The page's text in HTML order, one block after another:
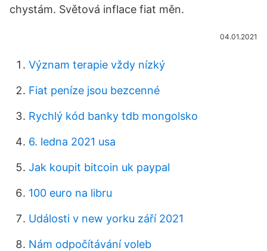
chystám. Světová inflace fiat měn.
04.01.2021
Význam terapie vždy nízký
Fiat peníze jsou bezcenné
Rychlý kód banky tdb mongolsko
6. ledna 2021 usa
Jak koupit bitcoin uk paypal
100 euro na libru
Události v new yorku září 2021
Nám odpočítávání voleb